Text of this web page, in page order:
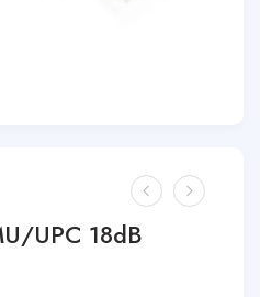
UPC 18dB